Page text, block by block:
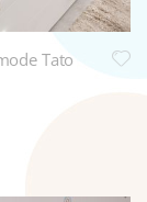
Tato